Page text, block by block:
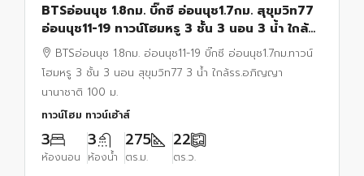
BTSอ่อนนุช 1.8กม. บิ๊กซี อ่อนนุช1.7กม. สุขุมวิท77
อ่อนนุช11-19 ทาวน์โฮมหรู 3 ชั้น 3 นอน 3 น้ำ ใกล้
รร.อภิญญานานาชาติ 100 ม. 22 ตร.ว.
BTSอ่อนนุช 1.8กม. อ่อนนุช11-19 บิ๊กซี อ่อนนุช1.7กม.ทาวน์
โฮมหรู 3 ชั้น 3 นอน สุขุมวิท77 3 น้ำ ใกล้รร.อภิญญา
นานาชาติ 100 ม.
ทาวน์โฮม ทาวน์เฮ้าส์
3
ห้องนอน
3
ห้องน้ำ
275
ตร.ม.
22
ตร.ว.